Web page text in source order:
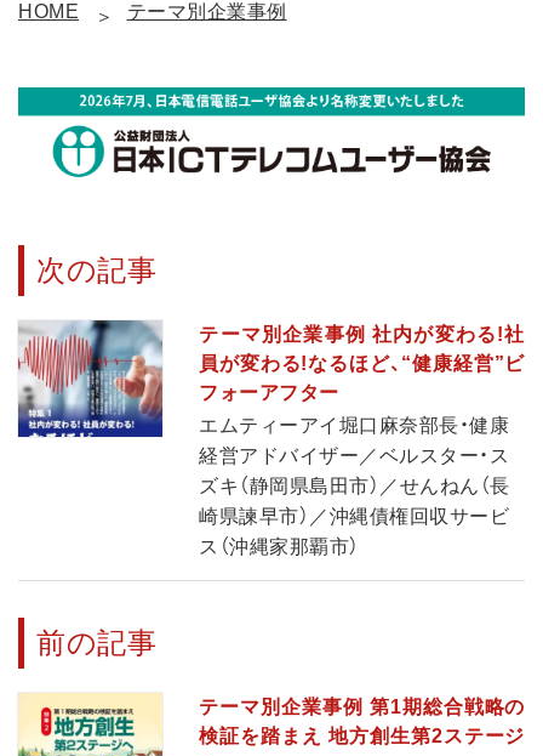
HOME テーマ別企業事例
次の記事
テーマ別企業事例 社内が変わる!社
員が変わる!なるほど、“健康経営”ビ
フォーアフター
エムティーアイ堀口麻奈部長・健康
経営アドバイザー／ベルスター・ス
ズキ（静岡県島田市）／せんねん（長
崎県諫早市）／沖縄債権回収サービ
ス（沖縄家那覇市）
前の記事
テーマ別企業事例 第1期総合戦略の
検証を踏まえ 地方創生第2ステージ